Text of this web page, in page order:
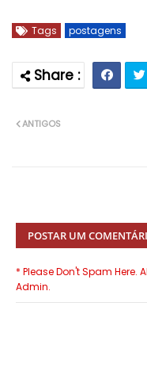
Tags postagens
ANTIGOS
POSTAR UM
* Please Don't Spam Here.
Admin.